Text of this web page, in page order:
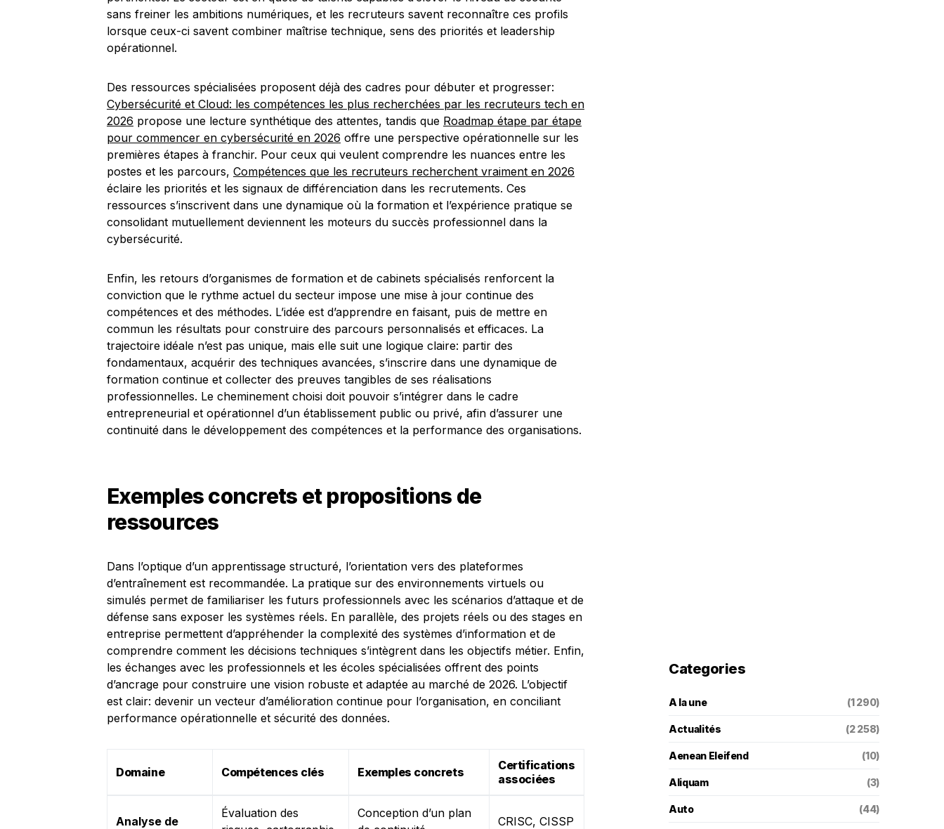
sans freiner les ambitions numériques, et les recruteurs savent reconnaître ces profils
lorsque ceux-ci savent combiner maîtrise technique, sens des priorités et leadership
opérationnel.
Des ressources spécialisées proposent déjà des cadres pour débuter et progresser:
Cybersécurité et Cloud: les compétences les plus recherchées par les recruteurs tech en
2026 propose une lecture synthétique des attentes, tandis que Roadmap étape par étape
pour commencer en cybersécurité en 2026 offre une perspective opérationnelle sur les
premières étapes à franchir. Pour ceux qui veulent comprendre les nuances entre les
postes et les parcours, Compétences que les recruteurs recherchent vraiment en 2026
éclaire les priorités et les signaux de différenciation dans les recrutements. Ces
ressources s’inscrivent dans une dynamique où la formation et l’expérience pratique se
consolidant mutuellement deviennent les moteurs du succès professionnel dans la
cybersécurité.
Enfin, les retours d’organismes de formation et de cabinets spécialisés renforcent la
conviction que le rythme actuel du secteur impose une mise à jour continue des
compétences et des méthodes. L’idée est d’apprendre en faisant, puis de mettre en
commun les résultats pour construire des parcours personnalisés et efficaces. La
trajectoire idéale n’est pas unique, mais elle suit une logique claire: partir des
fondamentaux, acquérir des techniques avancées, s’inscrire dans une dynamique de
formation continue et collecter des preuves tangibles de ses réalisations
professionnelles. Le cheminement choisi doit pouvoir s’intégrer dans le cadre
entrepreneurial et opérationnel d’un établissement public ou privé, afin d’assurer une
continuité dans le développement des compétences et la performance des organisations.
Exemples concrets et propositions de
ressources
Dans l’optique d’un apprentissage structuré, l’orientation vers des plateformes
d’entraînement est recommandée. La pratique sur des environnements virtuels ou
simulés permet de familiariser les futurs professionnels avec les scénarios d’attaque et de
défense sans exposer les systèmes réels. En parallèle, des projets réels ou des stages en
entreprise permettent d’appréhender la complexité des systèmes d’information et de
comprendre comment les décisions techniques s’intègrent dans les objectifs métier. Enfin,
les échanges avec les professionnels et les écoles spécialisées offrent des points
d’ancrage pour construire une vision robuste et adaptée au marché de 2026. L’objectif
est clair: devenir un vecteur d’amélioration continue pour l’organisation, en conciliant
performance opérationnelle et sécurité des données.
Domaine Compétences clés Exemples concrets
Certifications
associées
Analyse de
Évaluation des
Conception d’un plan
CRISC, CISSP
Categories
A la une (1 290)
Actualités (2 258)
Aenean Eleifend (10)
Aliquam (3)
Auto (44)